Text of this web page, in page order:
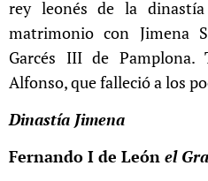
rey leonés de la dinastía
matrimonio con Jimena
Garcés III de
Alfonso, que falleció a los
Dinastía Jimena
Fernando I de León el